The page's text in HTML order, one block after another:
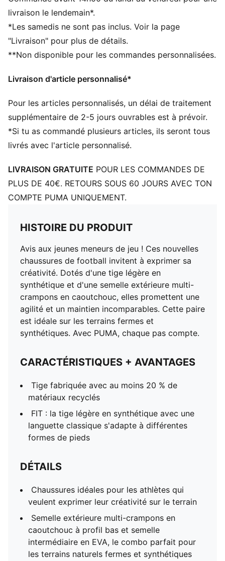
FIT : la tige légère en synthétique avec une languette
DÉTAILS
Chaussures idéales pour les athlètes qui veulent
exprimer leur créativité sur le terrain
profil bas et semelle intermédiaire en EVA, le combo
synthétiques
Tige légère en synthétique avec languette classique
pour un confort qui s'adapte
Coupe régulière à large
TT : idéal pour les terrains artificiels (2G)
PUMA Enfant et Adolescent : recommandé pour les
livraison le lendemain*.
*Les samedis ne sont pas inclus. Voir la page
"Livraison" pour plus de détails.
**Non disponible pour les commandes personnalisées.
Livraison d'article personnalisé*
Pour les articles personnalisés, un délai de traitement
supplémentaire de 2-5 jours ouvrables est à prévoir.
*Si tu as commandé plusieurs articles, ils seront tous
livrés avec l'article personnalisé.
LIVRAISON GRATUITE POUR LES COMMANDES DE
PLUS DE 40€. RETOURS SOUS 60 JOURS AVEC TON
COMPTE PUMA UNIQUEMENT.
HISTOIRE DU PRODUIT
Avis aux jeunes meneurs de jeu ! Ces nouvelles
chaussures de football invitent à exprimer sa
créativité. Dotés d'une tige légère en
synthétique et d'une semelle extérieure multi-
crampons en caoutchouc, elles promettent une
agilité et un maintien incomparables. Cette paire
est idéale sur les terrains fermes et
synthétiques. Avec PUMA, chaque pas compte.
CARACTÉRISTIQUES + AVANTAGES
Tige fabriquée avec au moins 20 % de
matériaux recyclés
FIT : la tige légère en synthétique avec une
languette classique s'adapte à différentes
formes de pieds
DÉTAILS
Chaussures idéales pour les athlètes qui
veulent exprimer leur créativité sur le terrain
Semelle extérieure multi-crampons en
caoutchouc à profil bas et semelle
intermédiaire en EVA, le combo parfait pour
les terrains naturels fermes et synthétiques